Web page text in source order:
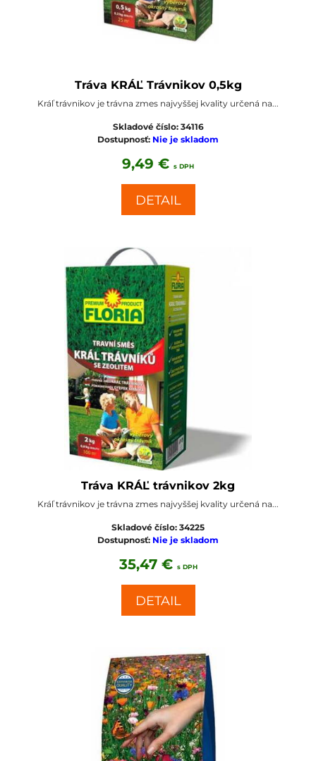
Tráva KRÁĽ Trávnikov 0,5kg
Kráľ trávnikov je trávna zmes najvyššej kvality určená na...
Skladové číslo: 34116
Dostupnosť: Nie je skladom
9,49 € s DPH
DETAIL
Tráva KRÁĽ trávnikov 2kg
Kráľ trávnikov je trávna zmes najvyššej kvality určená na...
Skladové číslo: 34225
Dostupnosť: Nie je skladom
35,47 € s DPH
DETAIL